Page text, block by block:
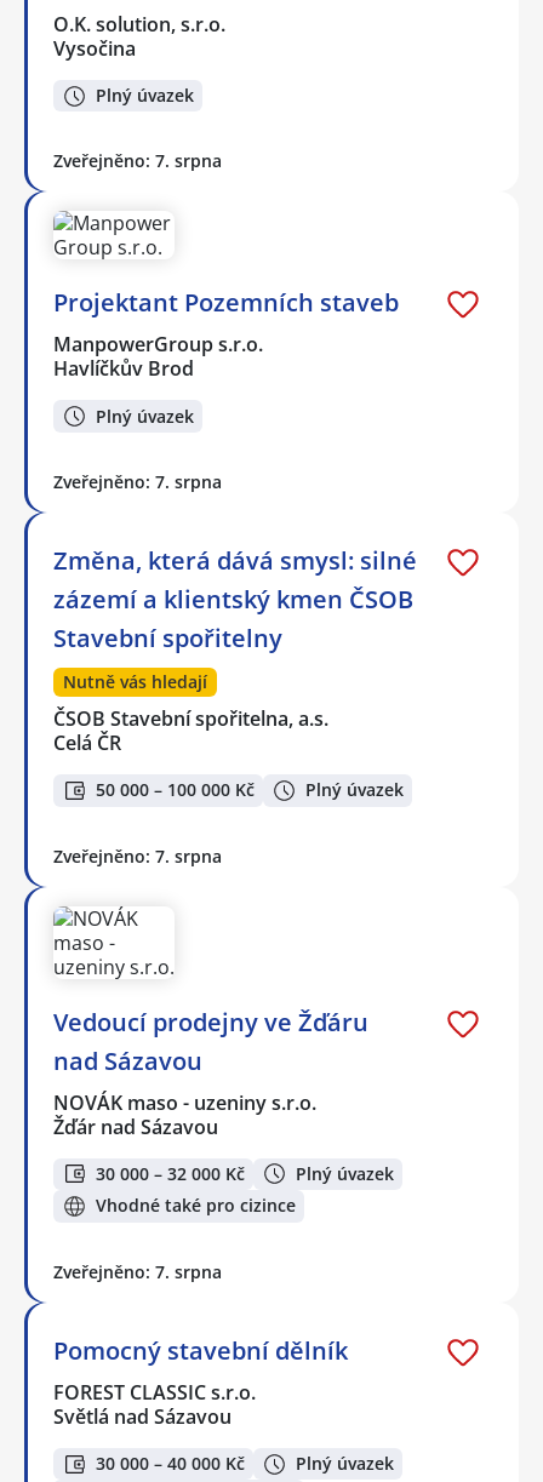
O.K. solution, s.r.o.
Vysočina
Plný úvazek
Zveřejněno: 7. srpna
Projektant Pozemních staveb
ManpowerGroup s.r.o.
Havlíčkův Brod
Plný úvazek
Zveřejněno: 7. srpna
Změna, která dává smysl: silné
zázemí a klientský kmen ČSOB
Stavební spořitelny
Nutně vás hledají
ČSOB Stavební spořitelna, a.s.
Celá ČR
50 000 – 100 000 Kč Plný úvazek
Zveřejněno: 7. srpna
Vedoucí prodejny ve Žďáru
nad Sázavou
NOVÁK maso - uzeniny s.r.o.
Žďár nad Sázavou
30 000 – 32 000 Kč
Plný úvazek
Vhodné také pro cizince
Zveřejněno: 7. srpna
Pomocný stavební dělník
FOREST CLASSIC s.r.o.
Světlá nad Sázavou
30 000 – 40 000 Kč
Plný úvazek